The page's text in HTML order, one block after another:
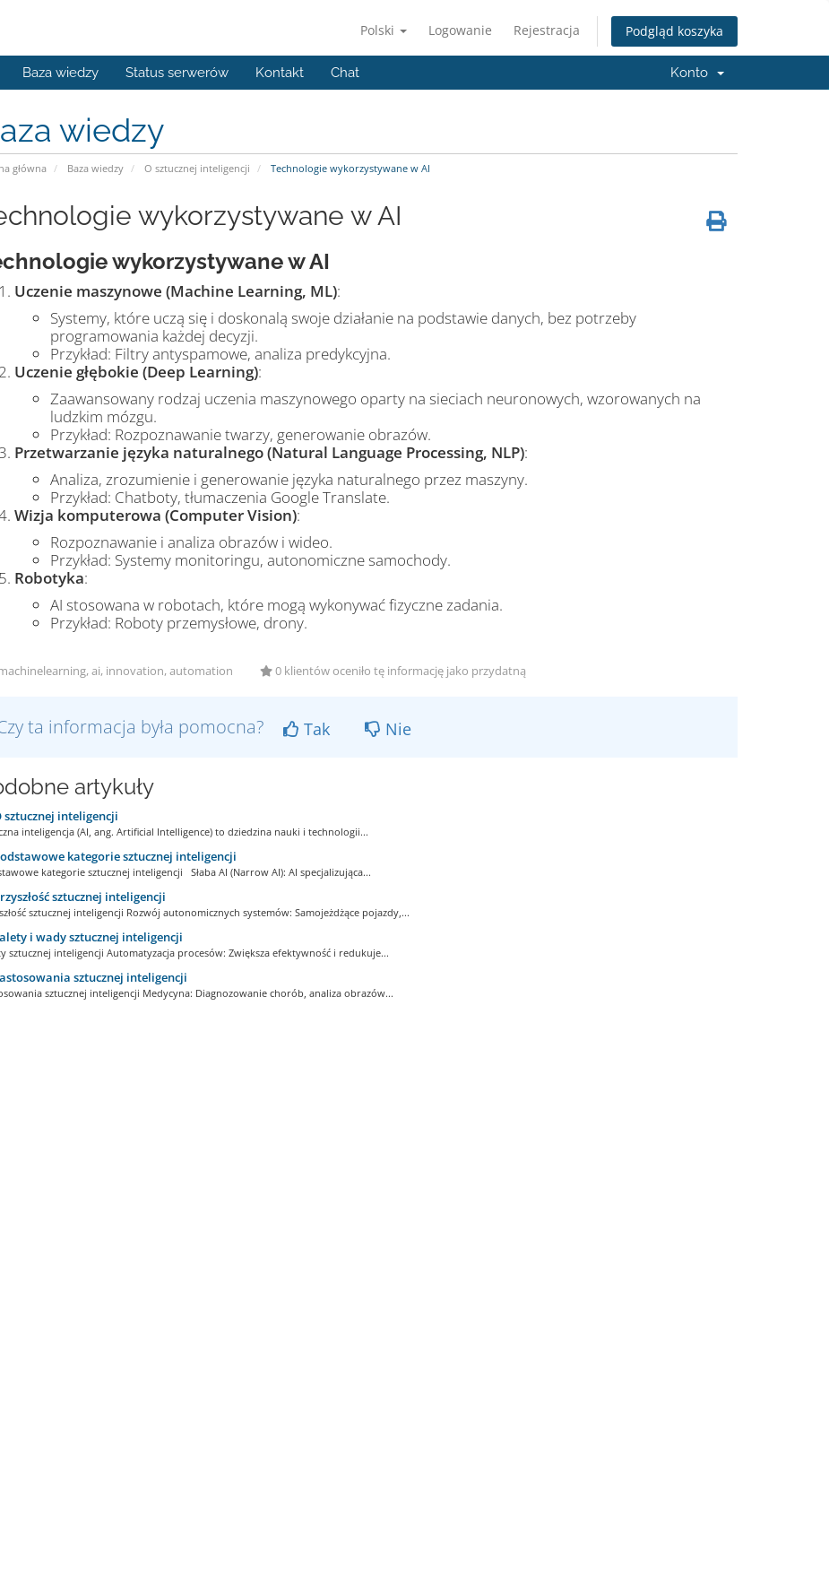
Polski Logowanie Rejestracja Podgląd koszyka
Baza wiedzy Status serwerów Kontakt Chat Konto
wiedzy
główna Baza wiedzy O sztucznej inteligencji Technologie wykorzystywane w AI
wykorzystywane w AI
wykorzystywane w AI
Uczenie maszynowe (Machine Learning, ML):
Systemy, które uczą się i doskonalą swoje działanie na podstawie danych, bez potrzeby
programowania każdej decyzji.
Przykład: Filtry antyspamowe, analiza predykcyjna.
Uczenie głębokie (Deep Learning):
Zaawansowany rodzaj uczenia maszynowego oparty na sieciach neuronowych, wzorowanych na
ludzkim mózgu.
Przykład: Rozpoznawanie twarzy, generowanie obrazów.
Przetwarzanie języka naturalnego (Natural Language Processing, NLP):
Analiza, zrozumienie i generowanie języka naturalnego przez maszyny.
Przykład: Chatboty, tłumaczenia Google Translate.
Wizja komputerowa (Computer Vision):
Rozpoznawanie i analiza obrazów i wideo.
Przykład: Systemy monitoringu, autonomiczne samochody.
Robotyka:
AI stosowana w robotach, które mogą wykonywać fizyczne zadania.
Przykład: Roboty przemysłowe, drony.
ai, innovation, automation 0 klientów oceniło tę informację jako przydatną
ta informacja była pomocna? Tak Nie
artykuły
sztucznej inteligencji
inteligencja (AI, ang. Artificial Intelligence) to dziedzina nauki i technologii...
kategorie sztucznej inteligencji
kategorie sztucznej inteligencji Słaba AI (Narrow AI): AI specjalizująca...
sztucznej inteligencji
sztucznej inteligencji Rozwój autonomicznych systemów: Samojeżdżące pojazdy,...
i wady sztucznej inteligencji
sztucznej inteligencji Automatyzacja procesów: Zwiększa efektywność i redukuje...
sztucznej inteligencji
sztucznej inteligencji Medycyna: Diagnozowanie chorób, analiza obrazów...